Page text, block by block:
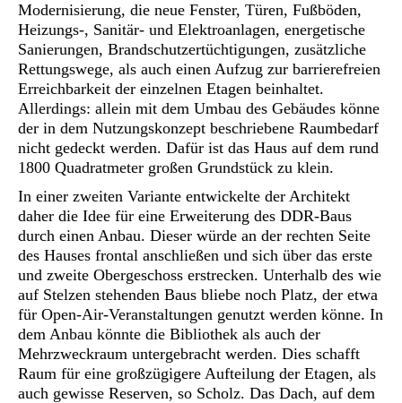
Modernisierung, die neue Fenster, Türen, Fußböden,
Heizungs-, Sanitär- und Elektroanlagen, energetische
Sanierungen, Brandschutzertüchtigungen, zusätzliche
Rettungswege, als auch einen Aufzug zur barrierefreien
Erreichbarkeit der einzelnen Etagen beinhaltet.
Allerdings: allein mit dem Umbau des Gebäudes könne
der in dem Nutzungskonzept beschriebene Raumbedarf
nicht gedeckt werden. Dafür ist das Haus auf dem rund
1800 Quadratmeter großen Grundstück zu klein.
In einer zweiten Variante entwickelte der Architekt
daher die Idee für eine Erweiterung des DDR-Baus
durch einen Anbau. Dieser würde an der rechten Seite
des Hauses frontal anschließen und sich über das erste
und zweite Obergeschoss erstrecken. Unterhalb des wie
auf Stelzen stehenden Baus bliebe noch Platz, der etwa
für Open-Air-Veranstaltungen genutzt werden könne. In
dem Anbau könnte die Bibliothek als auch der
Mehrzweckraum untergebracht werden. Dies schafft
Raum für eine großzügigere Aufteilung der Etagen, als
auch gewisse Reserven, so Scholz. Das Dach, auf dem